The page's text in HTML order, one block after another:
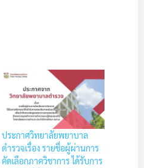
ประกาศวิทยาลัยพยาบาล
ตำรวจเรื่อง รายชื่อผู้ผ่านการ
คัดเลือกภาควิชาการ ได้รับการ